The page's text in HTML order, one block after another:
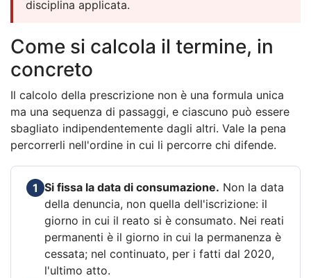
disciplina applicata.
Come si calcola il termine, in
concreto
Il calcolo della prescrizione non è una formula unica
ma una sequenza di passaggi, e ciascuno può essere
sbagliato indipendentemente dagli altri. Vale la pena
percorrerli nell'ordine in cui li percorre chi difende.
1 Si fissa la data di consumazione. Non la data
della denuncia, non quella dell'iscrizione: il
giorno in cui il reato si è consumato. Nei reati
permanenti è il giorno in cui la permanenza è
cessata; nel continuato, per i fatti dal 2020,
l'ultimo atto.